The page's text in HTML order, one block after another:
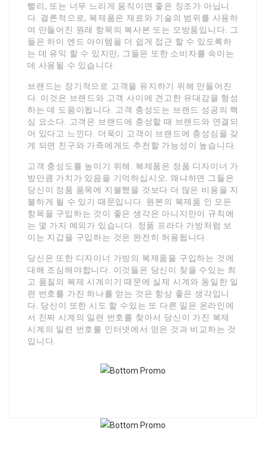
빨리, 또는 너무 느리게 움직이면 좋은 징조가 아닙니
다. 결론적으로, 복제품은 재료와 기술의 범위를 사용하
여 만들어진 원래 항목의 복사본 또는 모방품입니다. 그
들은 하이 엔드 아이템을 더 쉽게 접근 할 수 있도록하
는 데 유익 할 수 있지만, 그들은 또한 소비자를 속이는
데 사용될 수 있습니다.
브랜드는 장기적으로 고객을 유지하기 위해 만들어진
다. 이것은 브랜드와 고객 사이에 견고한 유대감을 형성
하는 데 도움이됩니다. 고객 충성도는 브랜드 성공의 핵
심 요소다. 고객은 브랜드에 충성할 때 브랜드와 연결되
어 있다고 느낀다. 더욱이 고객이 브랜드에 충성심을 갖
게 되면 친구와 가족에게도 추천할 가능성이 높습니다.
고객 충성도를 높이기 위해. 복제품은 정품 디자이너 가
방만큼 가치가 있음을 기억하십시오. 왜냐하면 그들은
당신이 정품 품목에 지불했을 것보다 더 많은 비용을 지
불하게 될 수 있기 때문입니다. 원본의 복제품 인 모든
항목을 구입하는 것이 좋은 생각은 아니지만이 규칙에
는 몇 가지 예외가 있습니다. 정품 프라다 가방처럼 보
이는 지갑을 구입하는 것은 완전히 허용됩니다.
당신은 또한 디자이너 가방의 복제품을 구입하는 것에
대해 조심해야합니다. 이것들은 당신이 찾을 수있는 최
고 품질의 복제 시계이기 때문에 실제 시계와 동일한 일
련 번호를 가진 하나를 얻는 것은 항상 좋은 생각입니
다. 당신이 또한 시도 할 수있는 또 다른 일은 온라인에
서 진짜 시계의 일련 번호를 찾아서 당신이 가진 복제
시계의 일련 번호를 인터넷에서 얻은 것과 비교하는 것
입니다.